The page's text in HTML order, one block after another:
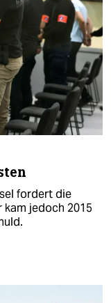
fordert die
kam jedoch 2015